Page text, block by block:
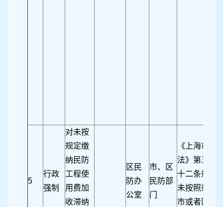
5
行政
强制
对未按
规定缴
纳民防
工程使
用费加
收滞纳
区民
防办
公室
市、区
民防部
门
《上海市民
法》第三十
十二条规定
未按照规定
市或者区民